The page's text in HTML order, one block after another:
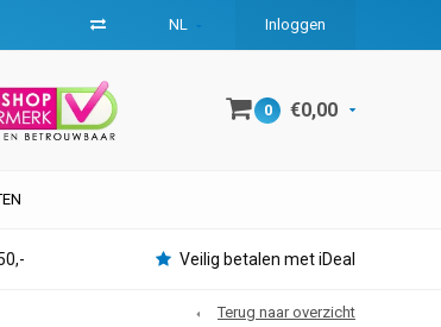
NL Inloggen
0 €0,00
Veilig betalen met iDeal
Terug naar overzicht